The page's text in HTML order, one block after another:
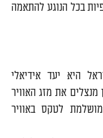
בכל הנוגע להתאמה
היא יעד אידיאלי
מנצלים את מזג האוויר
לטקס באוויר